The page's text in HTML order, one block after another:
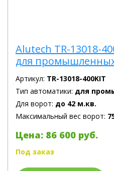
Alutech TR-13018-
для
Артикул: TR-13018-400KIT
Тип автоматики: для
Для ворот: до 42 м.кв.
Максимальный вес ворот:
Цена: 86 600 руб.
Под заказ